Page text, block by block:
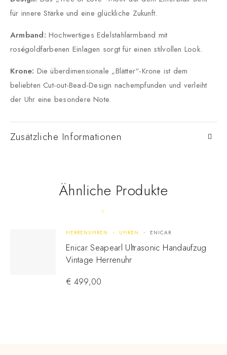
für innere Stärke und eine glückliche Zukunft.
Armband: Hochwertiges Edelstahlarmband mit
roségoldfarbenen Einlagen sorgt für einen stilvollen Look.
Krone: Die überdimensionale „Blätter“-Krone ist dem
beliebten Cut-out-Bead-Design nachempfunden und verleiht
der Uhr eine besondere Note.
Zusätzliche Informationen
Ähnliche Produkte
HERRENUHREN UHREN ENICAR
Enicar Seapearl Ultrasonic Handaufzug
Vintage Herrenuhr
€ 499,00